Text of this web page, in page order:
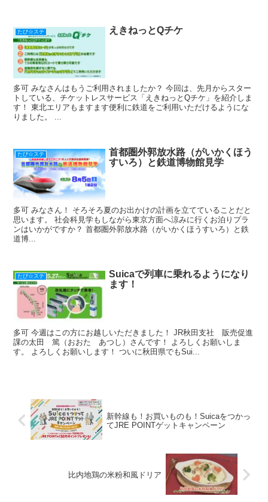
たび☆ステ えきねっとQチケ
多可 みなさんはもうご利用されましたか？ 今回は、先月からスター
トしている、チケットレスサービス「えきねっとQチケ」を紹介しま
す！ 東北エリアもますます便利に鉄道をご利用いただけるようにな
りました。 ...
たび☆ステ
首都圏外郭放水路（がいかくほう
すいろ）と鉄道博物館見学
多可 みなさん！ そろそろ夏のお出かけの計画を立てていることだと
思います。 社会科見学もしながら東京方面へ涼みに行くお泊りプラ
ンはいかがですか？ 首都圏外郭放水路（がいかくほうすいろ）と鉄
道博...
たび☆ステ
Suicaで列車に乗れるようになり
ます！
多可 今週はこの方にお越しいただきました！ JR秋田支社 販売促進
課の太田 篤（おおた あつし）さんです！ よろしくお願いしま
す。 よろしくお願いします！ ついに秋田県でもSui...
新幹線も！お買いものも！Suicaをつかっ
てJRE POINTゲットキャンペーン
比内地鶏の米粉和風ドリア